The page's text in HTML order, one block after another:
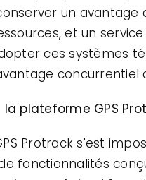
un
et un
ces systèmes
concurrentiel
plateforme GPS
Protrack s'est
fonctionnalités